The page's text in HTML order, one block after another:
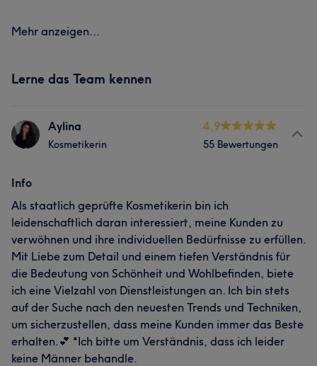
Mehr anzeigen...
Lerne das Team kennen
Aylina
Kosmetikerin
4.9
55 Bewertungen
Info
Als staatlich geprüfte Kosmetikerin bin ich
leidenschaftlich daran interessiert, meine Kunden zu
verwöhnen und ihre individuellen Bedürfnisse zu erfüllen.
Mit Liebe zum Detail und einem tiefen Verständnis für
die Bedeutung von Schönheit und Wohlbefinden, biete
ich eine Vielzahl von Dienstleistungen an. Ich bin stets
auf der Suche nach den neuesten Trends und Techniken,
um sicherzustellen, dass meine Kunden immer das Beste
erhalten.💕 *Ich bitte um Verständnis, dass ich leider
keine Männer behandle.